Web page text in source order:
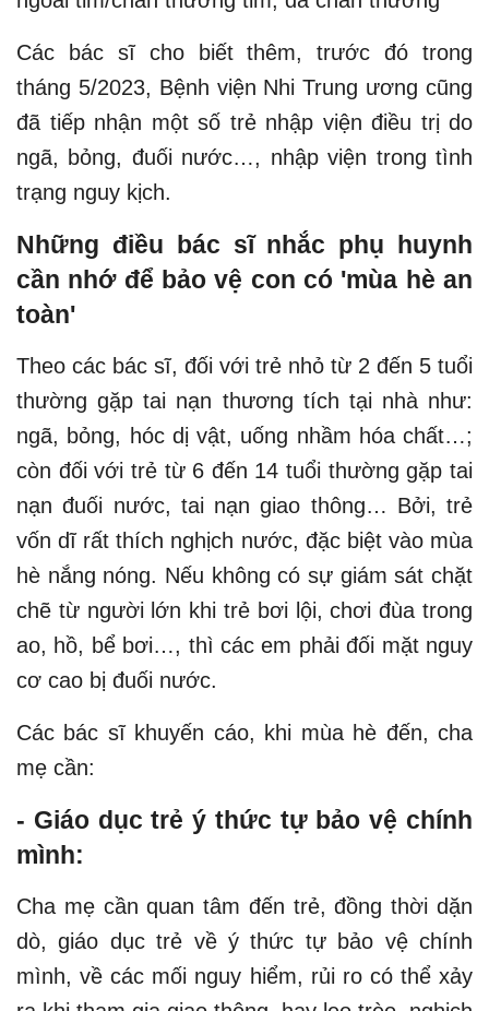
Các bác sĩ cho biết thêm, trước đó trong
tháng 5/2023, Bệnh viện Nhi Trung ương cũng
đã tiếp nhận một số trẻ nhập viện điều trị do
ngã, bỏng, đuối nước…, nhập viện trong tình
trạng nguy kịch.
Những điều bác sĩ nhắc phụ huynh
cần nhớ để bảo vệ con có 'mùa hè an
toàn'
Theo các bác sĩ, đối với trẻ nhỏ từ 2 đến 5 tuổi
thường gặp tai nạn thương tích tại nhà như:
ngã, bỏng, hóc dị vật, uống nhầm hóa chất…;
còn đối với trẻ từ 6 đến 14 tuổi thường gặp tai
nạn đuối nước, tai nạn giao thông… Bởi, trẻ
vốn dĩ rất thích nghịch nước, đặc biệt vào mùa
hè nắng nóng. Nếu không có sự giám sát chặt
chẽ từ người lớn khi trẻ bơi lội, chơi đùa trong
ao, hồ, bể bơi…, thì các em phải đối mặt nguy
cơ cao bị đuối nước.
Các bác sĩ khuyến cáo, khi mùa hè đến, cha
mẹ cần:
- Giáo dục trẻ ý thức tự bảo vệ chính
mình:
Cha mẹ cần quan tâm đến trẻ, đồng thời dặn
dò, giáo dục trẻ về ý thức tự bảo vệ chính
mình, về các mối nguy hiểm, rủi ro có thể xảy